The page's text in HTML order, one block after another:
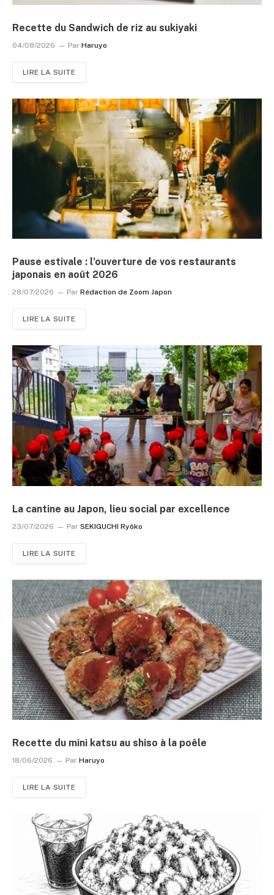
Recette du Sandwich de riz au sukiyaki
04/08/2026 Par Haruyo
LIRE LA SUITE
Pause estivale : l’ouverture de vos restaurants
japonais en août 2026
28/07/2026 Par Rédaction de Zoom Japon
LIRE LA SUITE
La cantine au Japon, lieu social par excellence
23/07/2026 Par SEKIGUCHI Ryôko
LIRE LA SUITE
Recette du mini katsu au shiso à la poêle
18/06/2026 Par Haruyo
LIRE LA SUITE